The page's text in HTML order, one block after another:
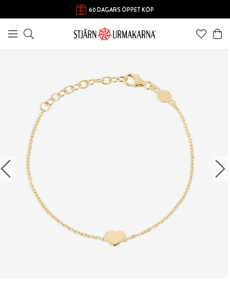
60 DAGARS ÖPPET KÖP